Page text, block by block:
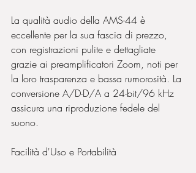
La qualità audio della AMS-44 è
eccellente per la sua fascia di prezzo,
con registrazioni pulite e dettagliate
grazie ai preamplificatori Zoom, noti per
la loro trasparenza e bassa rumorosità. La
conversione A/D-D/A a 24-bit/96 kHz
assicura una riproduzione fedele del
suono.
Facilità d'Uso e Portabilità